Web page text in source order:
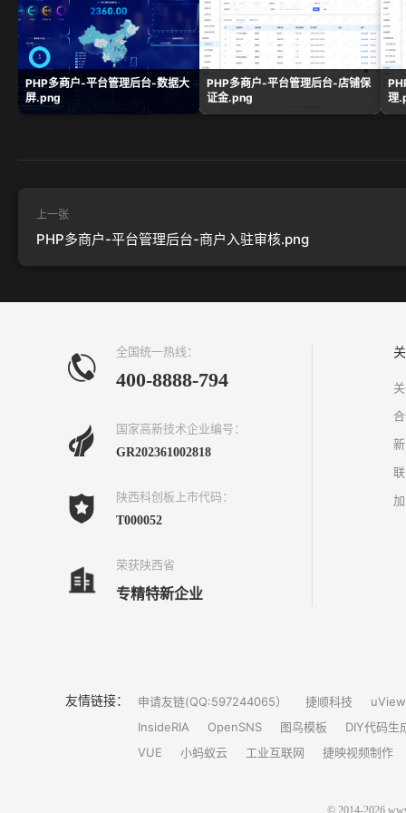
PHP多商户-平台管理后台-数据大
屏.png
PHP多商户-平台管理后台-店铺保
证金.png
理
上一张
PHP多商户-平台管理后台-商户入驻审核.png
全国统一热线：
400-8888-794
国家高新技术企业编号：
GR202361002818
陕西科创板上市代码：
T000052
荣获陕西省
专精特新企业
友情链接： 申请友链(QQ:597244065） 捷顺科技
uView
InsideRIA
OpenSNS 图鸟模板
DIY代码生
VUE
小蚂蚁云 工业互联网 捷映视频制作
© 2014-2026